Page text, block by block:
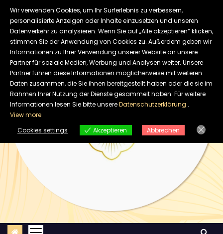
Skip
content
Wir verwenden Cookies, um Ihr Surferlebnis zu verbessern,
personalisierte Anzeigen oder Inhalte einzusetzen und unseren
Datenverkehr zu analysieren. Wenn Sie auf „Alle akzeptieren“ klicken,
stimmen Sie der Anwendung von Cookies zu. Außerdem geben wir
Informationen zu Ihrer Verwendung unserer Website an unsere
Partner für soziale Medien, Werbung und Analysen weiter. Unsere
Partner führen diese Informationen möglicherweise mit weiteren
Daten zusammen, die Sie ihnen bereitgestellt haben oder die sie im
Rahmen Ihrer Nutzung der Dienste gesammelt haben. Für weitere
Informationen lesen Sie bitte unsereDatenschutzerklärung .
View more
Cookies settings
Akzeptieren Abbrechen